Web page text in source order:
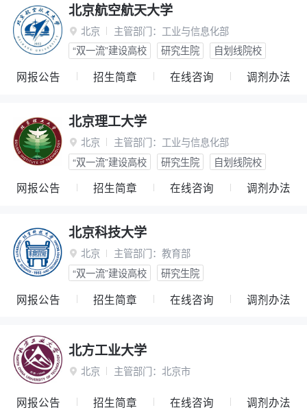
北京航空航天大学
 北京 主管部门： 工业与信息化部
“双一流”建设高校
研究生院 自划线院校
网报公告 招生简章 在线咨询 调剂办法
北京理工大学
 北京 主管部门： 工业与信息化部
“双一流”建设高校
研究生院 自划线院校
网报公告 招生简章 在线咨询 调剂办法
北京科技大学
 北京 主管部门： 教育部
“双一流”建设高校
研究生院
网报公告 招生简章 在线咨询 调剂办法
北方工业大学
 北京 主管部门： 北京市
网报公告 招生简章 在线咨询 调剂办法